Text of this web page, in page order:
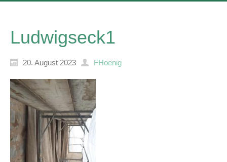
Ludwigseck1
20. August 2023 FHoenig